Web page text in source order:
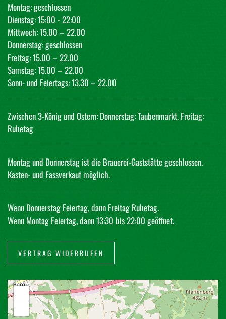
Montag: geschlossen
Dienstag: 15:00 - 22:00
Mittwoch: 15.00 – 22.00
Donnerstag: geschlossen
Freitag: 15.00 – 22.00
Samstag: 15.00 – 22.00
Sonn- und Feiertags: 13.30 – 22.00
Zwischen 3-König und Ostern: Donnerstag: Taubenmarkt, Freitag:
Ruhetag
Montag und Donnerstag ist die Brauerei-Gaststätte geschlossen.
Kasten- und Fassverkauf möglich.
Wenn Donnerstag Feiertag, dann Freitag Ruhetag.
Wenn Montag Feiertag, dann 13:30 bis 22:00 geöffnet.
VERTRAG WIDERRUFEN